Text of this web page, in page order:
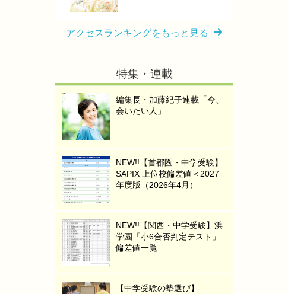
アクセスランキングをもっと見る
特集・連載
編集長・加藤紀子連載「今、
会いたい人」
NEW!!【首都圏・中学受験】
SAPIX 上位校偏差値＜2027
年度版（2026年4月）
NEW!!【関西・中学受験】浜
学園「小6合否判定テスト」
偏差値一覧
【中学受験の塾選び】